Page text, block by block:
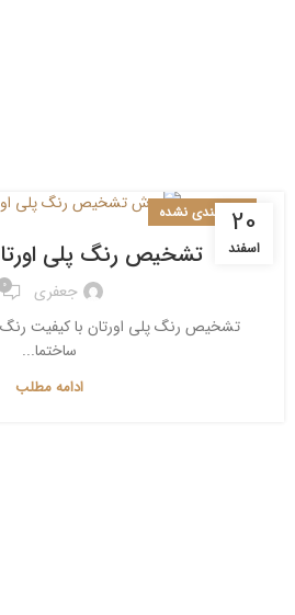
20
اسفند
دسته‌بندی نشده
تشخیص رنگ پلی
جعفری 0
تشخیص رنگ پلی اورتان با کیفیت
ساختما...
ادامه مطلب